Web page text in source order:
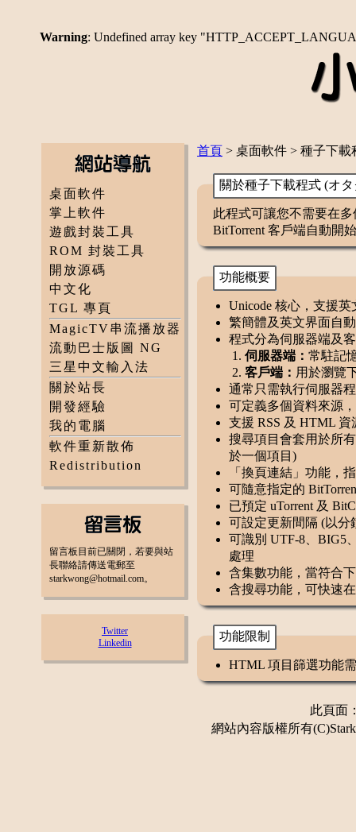
Warning: Undefined array key
桌面軟件
掌上軟件
遊戲封裝工具
ROM 封裝工具
開放源碼
中文化
TGL 專頁
MagicTV串流播放器
流動巴士版圖 NG
三星中文輸入法
關於站長
開發經驗
我的電腦
軟件重新散佈
Redistribution
留言板目前已關閉，若要與站
長聯絡請傳送電郵至
starkwong@hotmail.com。
Twitter
Linkedin
首頁 > 桌面軟件 > 種子下
關於種子下載程式 (オ
此程式可讓您不需要在
BitTorrent 客戶端自動開
功能概要
Unicode 核心，支援
繁簡體及英文界面自
程式分為伺服器端及
伺服器端： 常駐記
客戶端： 用於瀏覽
通常只需執行伺服器
可定義多個資料來源
支援 RSS 及 HTML
搜尋項目會套用於所
於一個項目)
「換頁連結」功能，
可隨意指定的
已預定 uTorrent 及
可設定更新間隔 (以分
可識別 UTF-8、BIG5
處理
含集數功能，當符合
含搜尋功能，可快速
功能限制
HTML 項目篩選功能
此頁面
網站內容版權所有